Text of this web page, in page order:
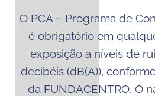
O PCA – Programa de
é obrigatório em
exposição a níveis de
decibéis (dB(A)),
da FUNDACENTRO. O